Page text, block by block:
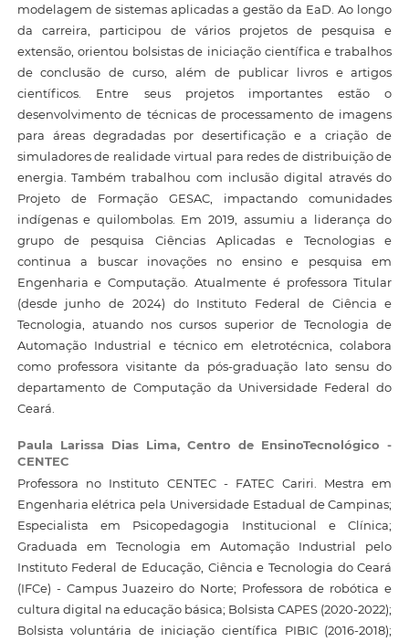
modelagem de sistemas aplicadas a gestão da EaD. Ao longo
da carreira, participou de vários projetos de pesquisa e
extensão, orientou bolsistas de iniciação científica e trabalhos
de conclusão de curso, além de publicar livros e artigos
científicos. Entre seus projetos importantes estão o
desenvolvimento de técnicas de processamento de imagens
para áreas degradadas por desertificação e a criação de
simuladores de realidade virtual para redes de distribuição de
energia. Também trabalhou com inclusão digital através do
Projeto de Formação GESAC, impactando comunidades
indígenas e quilombolas. Em 2019, assumiu a liderança do
grupo de pesquisa Ciências Aplicadas e Tecnologias e
continua a buscar inovações no ensino e pesquisa em
Engenharia e Computação. Atualmente é professora Titular
(desde junho de 2024) do Instituto Federal de Ciência e
Tecnologia, atuando nos cursos superior de Tecnologia de
Automação Industrial e técnico em eletrotécnica, colabora
como professora visitante da pós-graduação lato sensu do
departamento de Computação da Universidade Federal do
Ceará.
Paula Larissa Dias Lima,Centro de EnsinoTecnológico -
CENTEC
Professora no Instituto CENTEC - FATEC Cariri. Mestra em
Engenharia elétrica pela Universidade Estadual de Campinas;
Especialista em Psicopedagogia Institucional e Clínica;
Graduada em Tecnologia em Automação Industrial pelo
Instituto Federal de Educação, Ciência e Tecnologia do Ceará
(IFCe) - Campus Juazeiro do Norte; Professora de robótica e
cultura digital na educação básica; Bolsista CAPES (2020-2022);
Bolsista voluntária de iniciação científica PIBIC (2016-2018);